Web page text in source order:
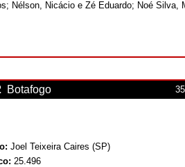
Nélson, Nicácio e Zé Eduardo; Noé Silva,
Botafogo
Joel Teixeira Caires (SP)
25.496